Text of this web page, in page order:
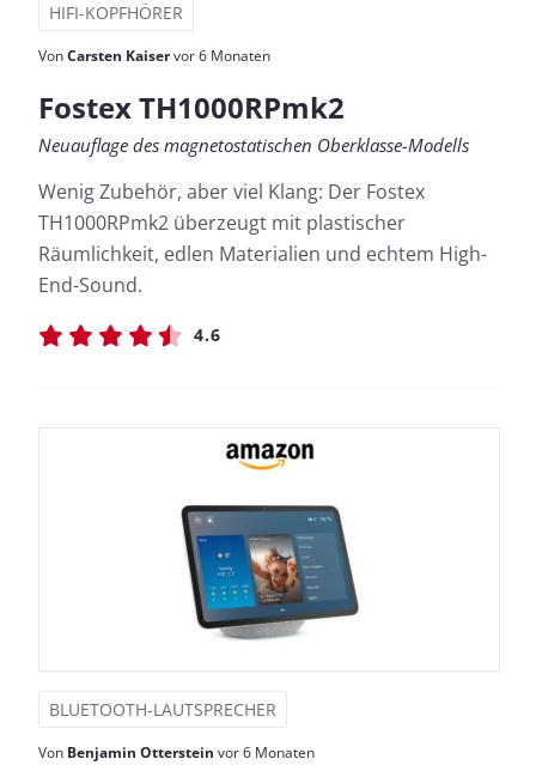
HIFI-KOPFHÖRER
VonCarsten Kaiservor 6 Monaten
Fostex TH1000RPmk2
Neuauflage des magnetostatischen Oberklasse-Modells
Wenig Zubehör, aber viel Klang: Der Fostex
TH1000RPmk2 überzeugt mit plastischer
Räumlichkeit, edlen Materialien und echtem High-
End-Sound.
4.6
BLUETOOTH-LAUTSPRECHER
Von Benjamin Otterstein vor 6 Monaten